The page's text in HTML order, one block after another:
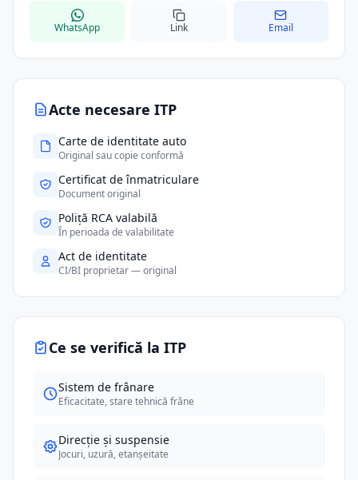
Acte necesare ITP
Carte de identitate auto
Original sau copie conformă
Certificat de înmatriculare
Document original
Poliță RCA valabilă
În perioada de valabilitate
Act de identitate
CI/BI proprietar — original
Ce se verifică la ITP
Sistem de frânare
Eficacitate, stare tehnică frâne
Direcție și suspensie
Jocuri, uzură, etanșeitate
WhatsApp Link Email